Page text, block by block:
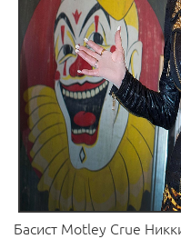
Басист Motley Crue